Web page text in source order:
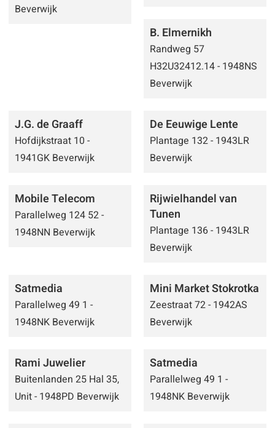
Beverwijk
B. Elmernikh
Randweg 57
H32U32412.14 - 1948NS
Beverwijk
J.G. de Graaff
Hofdijkstraat 10 -
1941GK Beverwijk
De Eeuwige Lente
Plantage 132 - 1943LR
Beverwijk
Mobile Telecom
Parallelweg 124 52 -
1948NN Beverwijk
Rijwielhandel van
Tunen
Plantage 136 - 1943LR
Beverwijk
Satmedia
Parallelweg 49 1 -
1948NK Beverwijk
Mini Market Stokrotka
Zeestraat 72 - 1942AS
Beverwijk
Rami Juwelier
Buitenlanden 25 Hal 35,
Unit - 1948PD Beverwijk
Satmedia
Parallelweg 49 1 -
1948NK Beverwijk